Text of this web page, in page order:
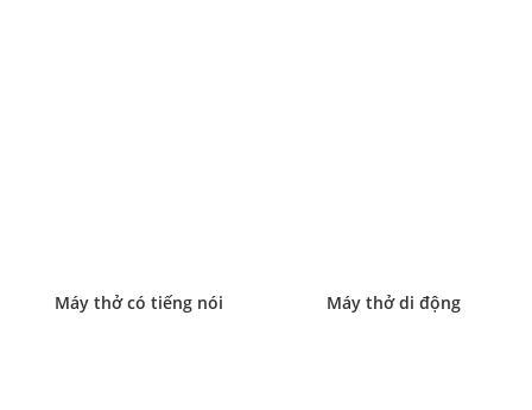
Máy thở có tiếng nói Máy thở di động